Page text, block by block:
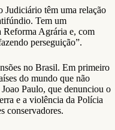
Judiciário têm uma relação
Tem um
Reforma Agrária e, com
perseguição”.
no Brasil. Em primeiro
do mundo que não
Paulo, que denunciou o
e a violência da Polícia
conservadores.